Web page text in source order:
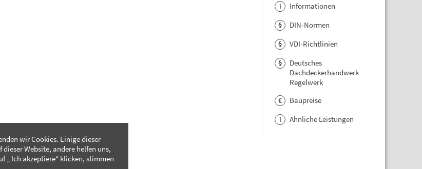
i Informationen
§ DIN-Normen
§ VDI-Richtlinien
§
Deutsches
Dachdeckerhandwerk
Regelwerk
€ Baupreise
i Ähnliche Leistungen
wir Cookies. Einige dieser
Website, andere helfen uns,
„ Ich akzeptiere“ klicken, stimmen